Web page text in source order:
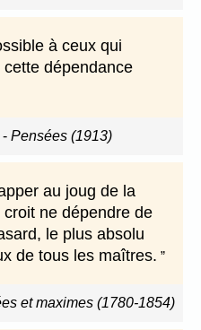
à ceux qui
dépendance
- Pensées (1913)
au joug de la
ne dépendre de
le plus absolu
de tous les maîtres.
et maximes (1780-1854)